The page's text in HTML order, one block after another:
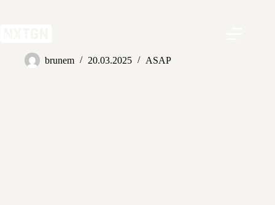
brunem 20.03.2025 ASAP